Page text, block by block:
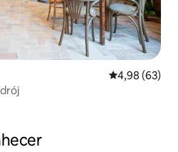
4,98 de uma
4,98 (63)